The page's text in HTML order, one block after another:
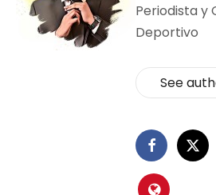
Periodista y
Deportivo
See